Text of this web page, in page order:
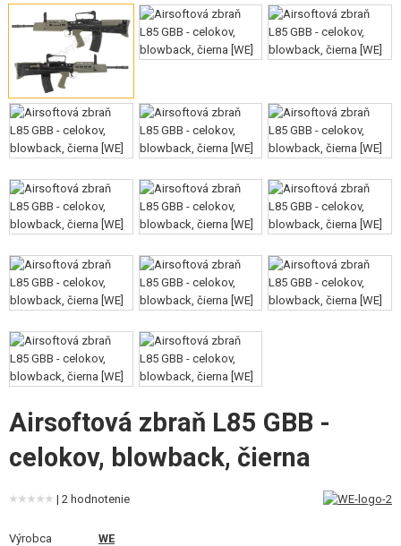
VÝSTROJ, UNIFORMY, PÚZDRA
MASKOVANIE, FARBY, PÁSKY
VYSIELAČKY, HEADSETY, KAMERY
DOPLNKY K ZBRANIAM, POPRUHY
SERVIS A ÚDRŽBA ZBRANÍ
TERČE, STRELNICE
OUTDOOR A BUSHCRAFT
JEDLO
STAVEBNICE, MODELY
REKLAMNÉ PREDMETY
POŠKODENÝ, POUŽITÝ TOVAR
NOVÝ TOVAR
Airsoftová zbraň L85 GBB -
celokov, blowback, čierna
| 2 hodnotenie
Výrobca
WE